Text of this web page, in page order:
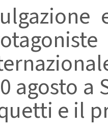
agosto
e il